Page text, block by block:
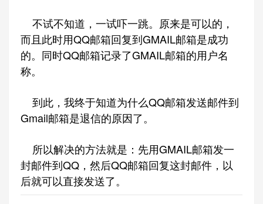
不试不知道，一试吓一跳。原来是可以的，
而且此时用QQ邮箱回复到GMAIL邮箱是成功
的。同时QQ邮箱记录了GMAIL邮箱的用户名
称。
到此，我终于知道为什么QQ邮箱发送邮件到
Gmail邮箱是退信的原因了。
所以解决的方法就是：先用GMAIL邮箱发一
封邮件到QQ，然后QQ邮箱回复这封邮件，以
后就可以直接发送了。